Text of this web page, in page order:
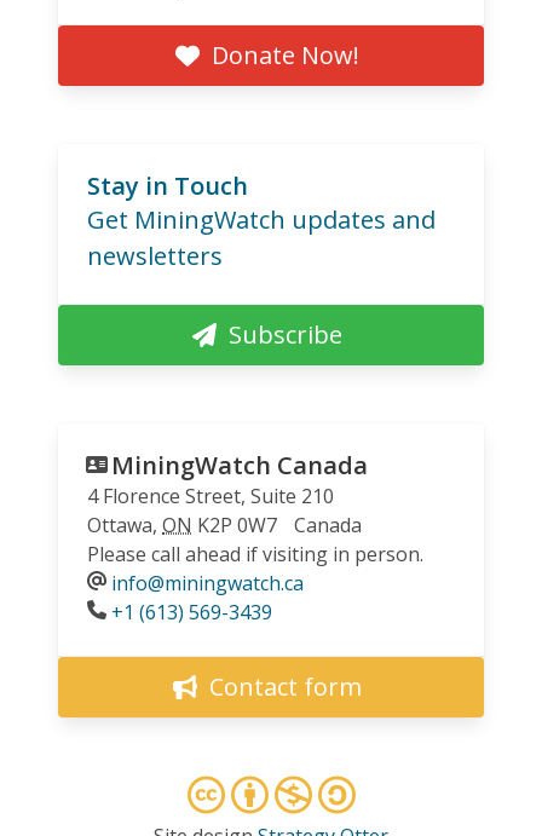
Donate Now!
Stay in Touch
Get MiningWatch updates and
newsletters
Subscribe
MiningWatch Canada
4 Florence Street, Suite 210
Ottawa, ON K2P 0W7
Canada
Please call ahead if visiting in person.
info@miningwatch.ca
Phone
+1 (613) 569-3439
Contact form